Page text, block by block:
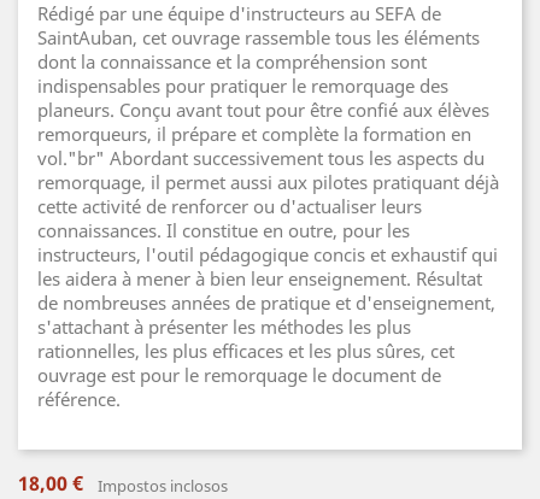
Rédigé par une équipe d'instructeurs au SEFA de
SaintAuban, cet ouvrage rassemble tous les éléments
dont la connaissance et la compréhension sont
indispensables pour pratiquer le remorquage des
planeurs. Conçu avant tout pour être confié aux élèves
remorqueurs, il prépare et complète la formation en
vol."br" Abordant successivement tous les aspects du
remorquage, il permet aussi aux pilotes pratiquant déjà
cette activité de renforcer ou d'actualiser leurs
connaissances. Il constitue en outre, pour les
instructeurs, l'outil pédagogique concis et exhaustif qui
les aidera à mener à bien leur enseignement. Résultat
de nombreuses années de pratique et d'enseignement,
s'attachant à présenter les méthodes les plus
rationnelles, les plus efficaces et les plus sûres, cet
ouvrage est pour le remorquage le document de
référence.
18,00 € Impostos inclosos